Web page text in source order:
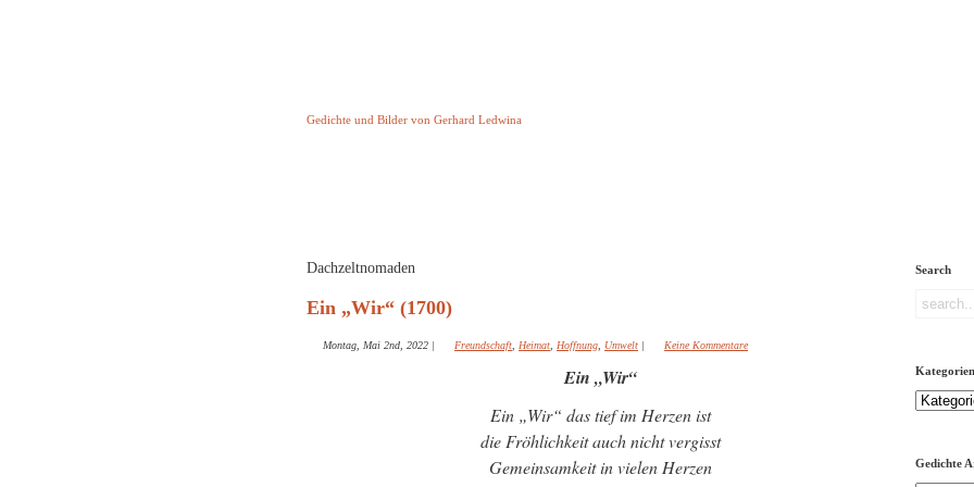
Gedichte und Bilder von Gerhard Ledwina
Dachzeltnomaden
Ein „Wir“ (1700)
Montag, Mai 2nd, 2022 | Freundschaft Heimat Hoffnung Umwelt | Keine Kommentare
Ein „Wir“
Ein „Wir“ das tief im Herzen ist
die Fröhlichkeit auch nicht vergisst
Gemeinsamkeit in vielen Herzen
Search
Kategorien
Kategorien
Gedichte